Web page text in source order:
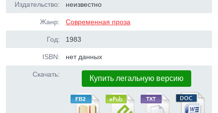
Издательство: неизвестно
Жанр: Современная проза
Год: 1983
ISBN: нет данных
Скачать: Купить легальную версию